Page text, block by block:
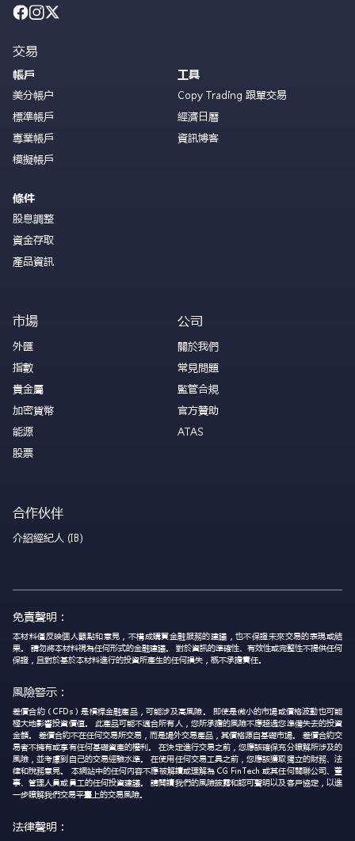
交易
帳戶
美分帳户
標準帳戶
專業帳戶
模擬帳戶
條件
股息調整
資金存取
產品資訊
工具
Copy Trading 跟單交易
經濟日曆
資訊博客
市場
外匯
指數
貴金屬
加密貨幣
能源
股票
公司
關於我們
常見問題
監管合規
官方贊助
ATAS
合作伙伴
介紹經紀人 (IB)
免責聲明：
本材料僅反映個人觀點和意見，不構成購買金融服務的建議，也不保證未來交易的表現或結
果。 請勿將本材料視為任何形式的金融建議。 對於資訊的準確性、有效性或完整性不提供任何
保證，且對於基於本材料進行的投資所產生的任何損失，概不承擔責任。
風險警示：
差價合約（CFDs）是槓桿金融產品，可能涉及高風險。 即使是微小的市場或價格波動也可能
極大地影響投資價值。 此產品可能不適合所有人，您所承擔的風險不應超過您準備失去的投資
金額。 差價合約不在任何交易所交易，而是場外交易產品，其價格源自基礎市場。 差價合約交
易者不擁有或享有任何基礎資產的權利。 在決定進行交易之前，您應該確保充分瞭解所涉及的
風險，並考慮到自己的交易經驗水準。 在使用任何交易工具之前，您應該獲取獨立的財務、法
律和稅務意見。 本網站中的任何內容不應被解讀或理解為 CG FinTech 或其任何關聯公司、董
事、管理人員或員工的任何投資建議。 請閱讀我們的風險披露和認可聲明以及客戶協定，以進
一步瞭解我們交易平臺上的交易風險。
法律聲明：